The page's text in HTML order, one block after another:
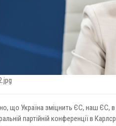
що Україна зміцнить ЄС, наш ЄС, в
партійній конференції в